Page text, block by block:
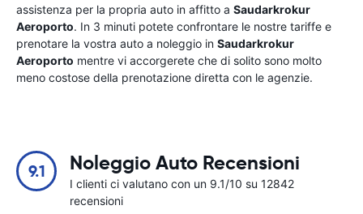
assistenza per la propria auto in affitto a Saudarkrokur
Aeroporto. In 3 minuti potete confrontare le nostre tariffe e
prenotare la vostra auto a noleggio in Saudarkrokur
Aeroporto mentre vi accorgerete che di solito sono molto
meno costose della prenotazione diretta con le agenzie.
9.1 Noleggio Auto Recensioni
I clienti ci valutano con un 9.1/10 su 12842
recensioni